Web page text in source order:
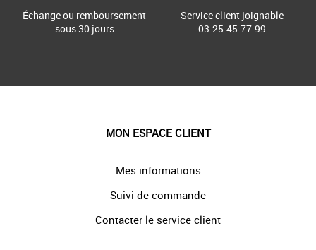
Échange ou remboursement
sous 30 jours
Service client joignable
03.25.45.77.99
MON ESPACE CLIENT
Mes informations
Suivi de commande
Contacter le service client